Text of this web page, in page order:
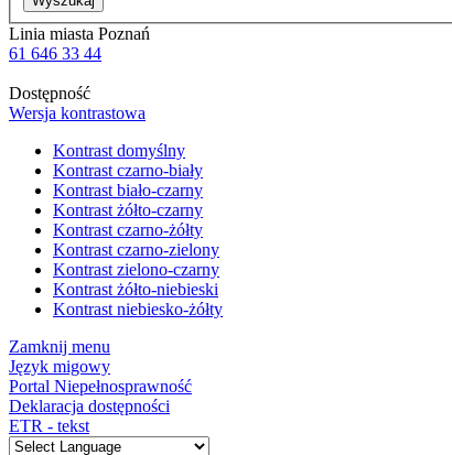
Linia miasta Poznań
61 646 33 44
Dostępność
Wersja kontrastowa
Kontrast domyślny
Kontrast czarno-biały
Kontrast biało-czarny
Kontrast żółto-czarny
Kontrast czarno-żółty
Kontrast czarno-zielony
Kontrast zielono-czarny
Kontrast żółto-niebieski
Kontrast niebiesko-żółty
Zamknij menu
Język migowy
Portal Niepełnosprawność
Deklaracja dostępności
ETR - tekst